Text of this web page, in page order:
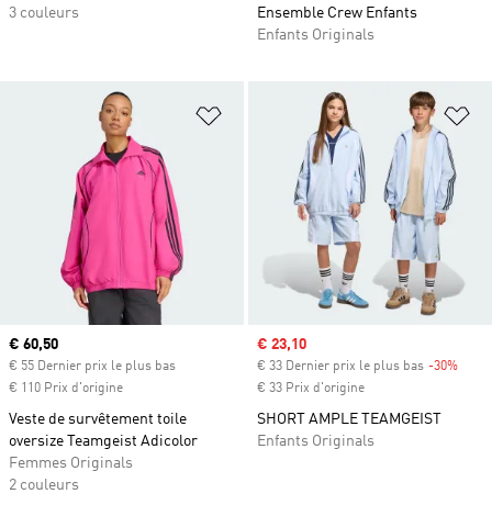
3 couleurs
Ensemble Crew Enfants
Enfants Originals
Ajouter à la Liste de produits
Prix actuel
€ 60,50
€ 55 Dernier prix le plus bas
€ 110 Prix d'origine
Veste de survêtement toile
oversize Teamgeist Adicolor
Femmes Originals
2 couleurs
Prix soldé
€ 23,10
€ 33 Dernier prix le plus bas -30%
€ 33 Prix d'origine
SHORT AMPLE TEAMGEIST
Enfants Originals